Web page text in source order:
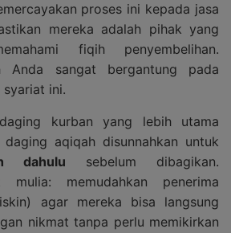
proses ini kepada jasa
mereka adalah pihak yang
fiqih penyembelihan.
Anda sangat bergantung pada
syariat ini.
kurban yang lebih utama
aqiqah disunnahkan untuk
dahulu sebelum dibagikan.
mulia: memudahkan penerima
agar mereka bisa langsung
nikmat tanpa perlu memikirkan